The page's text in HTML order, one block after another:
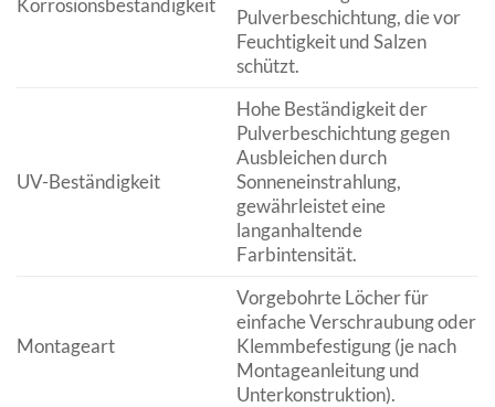
Pulverbeschichtung, die vor
Feuchtigkeit und Salzen
schützt.
UV-Beständigkeit
Hohe Beständigkeit der
Pulverbeschichtung gegen
Ausbleichen durch
Sonneneinstrahlung,
gewährleistet eine
langanhaltende
Farbintensität.
Montageart
Vorgebohrte Löcher für
einfache Verschraubung oder
Klemmbefestigung (je nach
Montageanleitung und
Unterkonstruktion).